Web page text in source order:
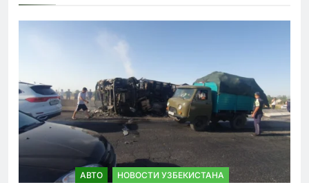
АВТО НОВОСТИ УЗБЕКИСТАНА